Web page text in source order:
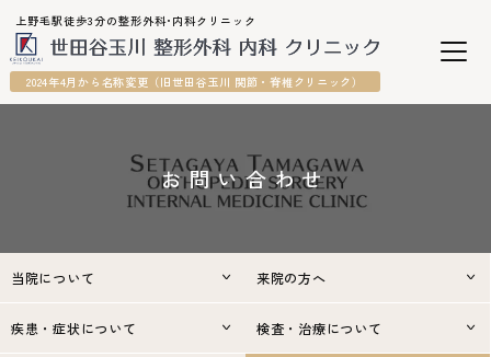
上野毛駅徒歩3分の整形外科•内科クリニック
2024年4月から名称変更（旧世田谷玉川 関節・脊椎クリニック）
お問い合わせ
当院について 来院の方へ
疾患・症状について 検査・治療について